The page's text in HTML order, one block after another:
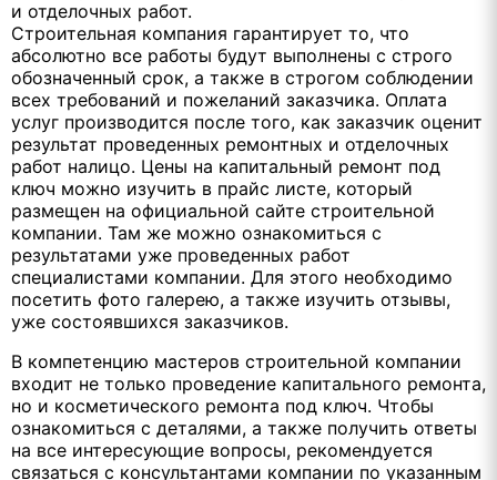
и отделочных работ.
Строительная компания гарантирует то, что
абсолютно все работы будут выполнены с строго
обозначенный срок, а также в строгом соблюдении
всех требований и пожеланий заказчика. Оплата
услуг производится после того, как заказчик оценит
результат проведенных ремонтных и отделочных
работ налицо. Цены на капитальный ремонт под
ключ можно изучить в прайс листе, который
размещен на официальной сайте строительной
компании. Там же можно ознакомиться с
результатами уже проведенных работ
специалистами компании. Для этого необходимо
посетить фото галерею, а также изучить отзывы,
уже состоявшихся заказчиков.
В компетенцию мастеров строительной компании
входит не только проведение капитального ремонта,
но и косметического ремонта под ключ. Чтобы
ознакомиться с деталями, а также получить ответы
на все интересующие вопросы, рекомендуется
связаться с консультантами компании по указанным